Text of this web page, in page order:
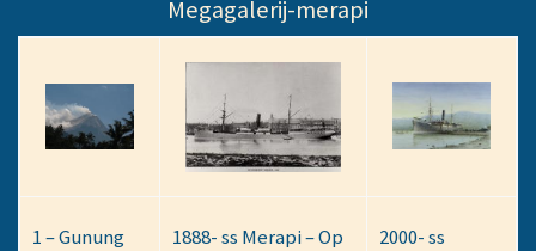
Megagalerij-merapi
1 – Gunung
1888- ss Merapi – Op
2000- ss